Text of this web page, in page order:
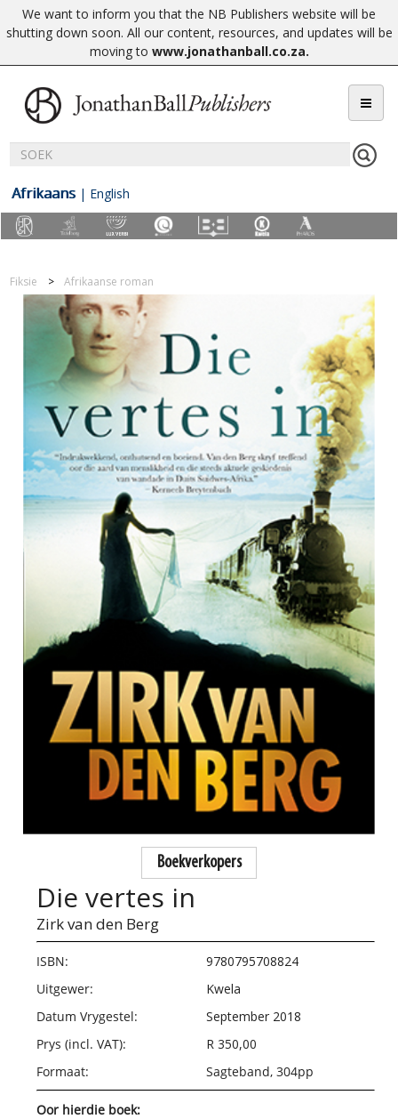
We want to inform you that the NB Publishers website will be
shutting down soon. All our content, resources, and updates will be
moving to www.jonathanball.co.za.
Afrikaans | English
Fiksie Afrikaanse roman
Boekverkopers
Die vertes in
Zirk van den Berg
ISBN:
9780795708824
Uitgewer:
Kwela
Datum Vrygestel:
September 2018
Prys (incl. VAT):
R 350,00
Formaat:
Sagteband, 304pp
Oor hierdie boek: